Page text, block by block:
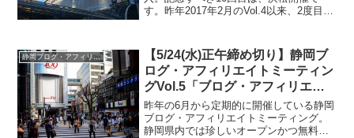
す。昨年2017年2月のVol.4以来、2度目と
マも一回りした感があり、ニーズがある
テー...
静岡ブログ・アフィリエイトミーティング
【5/24(水)正午締め切り】静岡ブ
ログ・アフィリエイトミーティン
グVol.5「ブログ・アフィリエイ
トがきっかけで得られたチャン
ス」を開催します #shizublog
昨年の6月から定期的に開催している静岡
ブログ・アフィリエイトミーティング。
静岡県内では珍しいオープンかつ無料で